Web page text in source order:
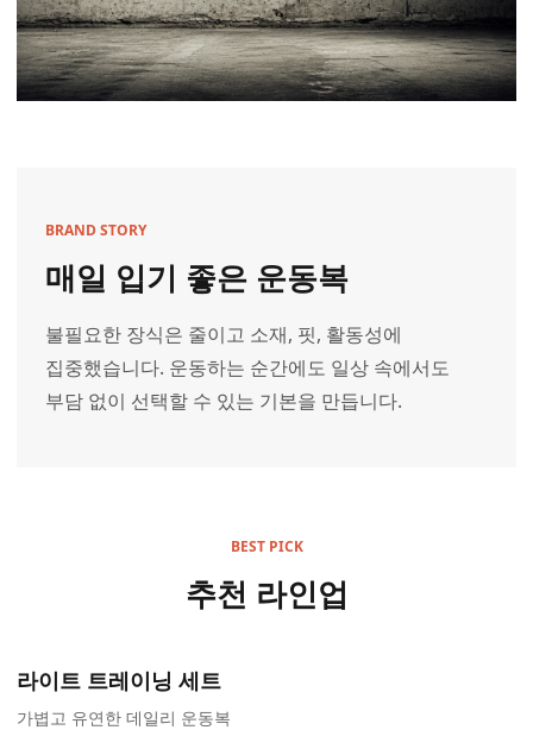
BRAND STORY
매일 입기 좋은 운동복
불필요한 장식은 줄이고 소재, 핏, 활동성에
집중했습니다. 운동하는 순간에도 일상 속에서도
부담 없이 선택할 수 있는 기본을 만듭니다.
BEST PICK
추천 라인업
라이트 트레이닝 세트
가볍고 유연한 데일리 운동복